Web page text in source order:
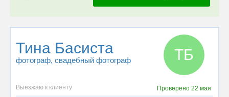
Тина Басиста
фотограф, свадебный фотограф ТБ
Выезжаю к клиенту Проверено22 мая